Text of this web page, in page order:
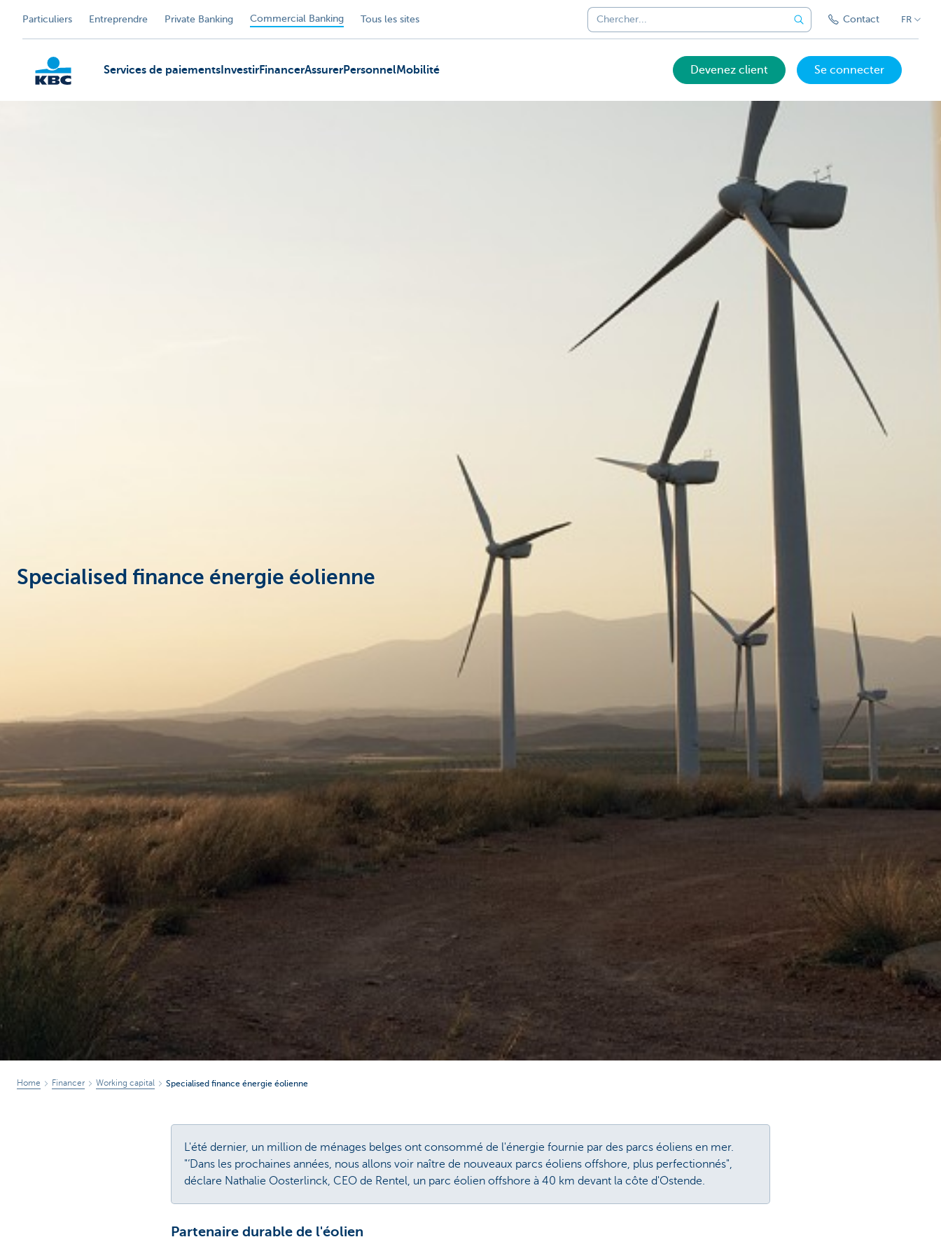
Particuliers Entreprendre Private Banking Commercial Banking Tous les sites Contact FR
Services de paiements InvestirFinancerAssurerPersonnelMobilité Devenez client Se connecter
Specialised finance énergie éolienne
Home Financer Working capital Specialised finance énergie éolienne
L'été dernier, un million de ménages belges ont consommé de l'énergie fournie par des parcs éoliens en mer.
"‘Dans les prochaines années, nous allons voir naître de nouveaux parcs éoliens offshore, plus perfectionnés",
déclare Nathalie Oosterlinck, CEO de Rentel, un parc éolien offshore à 40 km devant la côte d'Ostende.
Partenaire durable de l'éolien